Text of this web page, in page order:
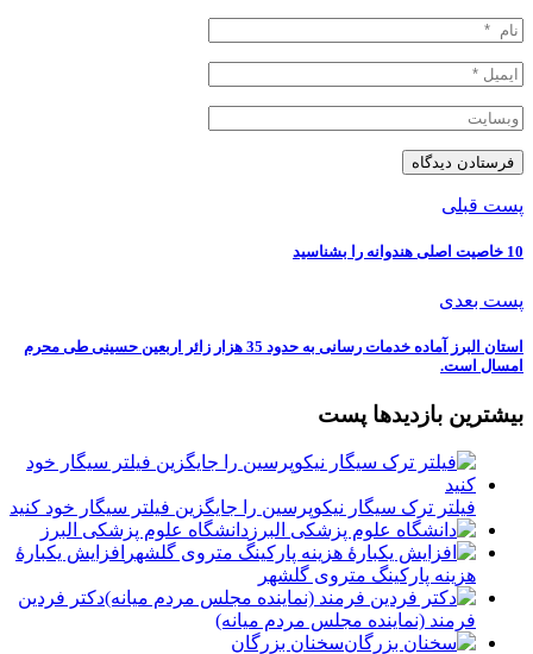
پست قبلی
10 خاصیت اصلی هندوانه را بشناسید
پست بعدی
استان البرز آماده خدمات رسانی به حدود 35 هزار زائر اربعین حسینی طی محرم
امسال است.
بیشترین بازدیدها پست
فیلتر ترک سیگار نیکوپرسین را جایگزین فیلتر سیگار خود کنید
دانشگاه علوم پزشکی البرز
افزایش یکبارۀ
هزینه پارکینگ متروی گلشهر
دكتر فردين
فرمند (نماينده مجلس مردم میانه)
سخنان بزرگان